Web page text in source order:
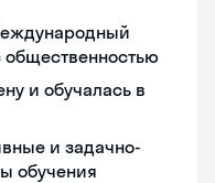
общественностью
и обучалась в
и задачно-
обучения